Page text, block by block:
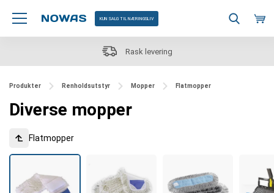
KUN SALG TIL NÆRINGSLIV
Stort utvalg - over 25 000 produkter
Produkter Renholdsutstyr Mopper Flatmopper
Diverse mopper
Flatmopper